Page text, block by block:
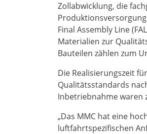
Zollabwicklung, die
Final Assembly Line
Materialien zur
Bauteilen zählen zum
Die Realisierungszeit
Qualitätsstandards
Inbetriebnahme waren
„Das MMC hat eine
luftfahrtspezifischen